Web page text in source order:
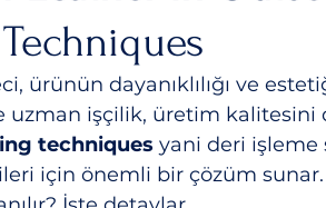
dayanıklılığı ve
uzman işçilik, üretim kalitesini
techniques yani deri işleme
için önemli bir çözüm